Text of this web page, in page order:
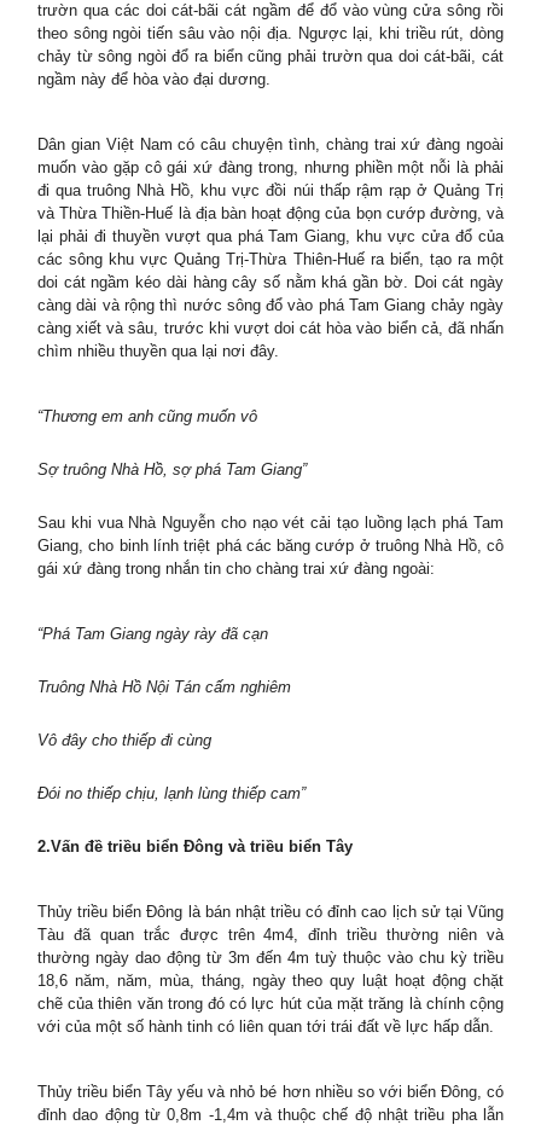
trườn qua các doi cát-bãi cát ngầm để đổ vào vùng cửa sông rồi
theo sông ngòi tiến sâu vào nội địa. Ngược lại, khi triều rút, dòng
chảy từ sông ngòi đổ ra biển cũng phải trườn qua doi cát-bãi, cát
ngầm này để hòa vào đại dương.
Dân gian Việt Nam có câu chuyện tình, chàng trai xứ đàng ngoài
muốn vào gặp cô gái xứ đàng trong, nhưng phiền một nỗi là phải
đi qua truông Nhà Hồ, khu vực đồi núi thấp rậm rạp ở Quảng Trị
và Thừa Thiền-Huế là địa bàn hoạt động của bọn cướp đường, và
lại phải đi thuyền vượt qua phá Tam Giang, khu vực cửa đổ của
các sông khu vực Quảng Trị-Thừa Thiên-Huế ra biển, tạo ra một
doi cát ngầm kéo dài hàng cây số nằm khá gần bờ. Doi cát ngày
càng dài và rộng thì nước sông đổ vào phá Tam Giang chảy ngày
càng xiết và sâu, trước khi vượt doi cát hòa vào biển cả, đã nhấn
chìm nhiều thuyền qua lại nơi đây.
“Thương em anh cũng muốn vô
Sợ truông Nhà Hồ, sợ phá Tam Giang”
Sau khi vua Nhà Nguyễn cho nạo vét cải tạo luồng lạch phá Tam
Giang, cho binh lính triệt phá các băng cướp ở truông Nhà Hồ, cô
gái xứ đàng trong nhắn tin cho chàng trai xứ đàng ngoài:
“Phá Tam Giang ngày rày đã cạn
Truông Nhà Hồ Nội Tán cấm nghiêm
Vô đây cho thiếp đi cùng
Đói no thiếp chịu, lạnh lùng thiếp cam”
2.Vấn đề triều biển Đông và triều biển Tây
Thủy triều biển Đông là bán nhật triều có đỉnh cao lịch sử tại Vũng
Tàu đã quan trắc được trên 4m4, đỉnh triều thường niên và
thường ngày dao động từ 3m đến 4m tuỳ thuộc vào chu kỳ triều
18,6 năm, năm, mùa, tháng, ngày theo quy luật hoạt động chặt
chẽ của thiên văn trong đó có lực hút của mặt trăng là chính cộng
với của một số hành tinh có liên quan tới trái đất về lực hấp dẫn.
Thủy triều biển Tây yếu và nhỏ bé hơn nhiều so với biển Đông, có
đỉnh dao động từ 0,8m -1,4m và thuộc chế độ nhật triều pha lẫn